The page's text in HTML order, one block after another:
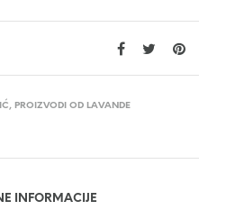
, PROIZVODI OD LAVANDE
INFORMACIJE